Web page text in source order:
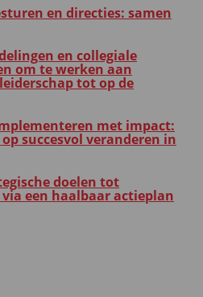
en directies: samen
en collegiale
om te werken aan
tot op de
met impact:
succesvol veranderen in
doelen tot
een haalbaar actieplan